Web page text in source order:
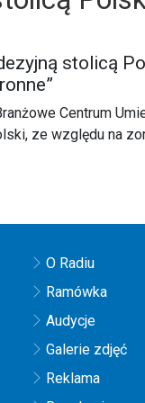
stolicą
Centrum
ze względu na
O Radiu
Ramówka
Audycje
Galerie zdjęć
Reklama